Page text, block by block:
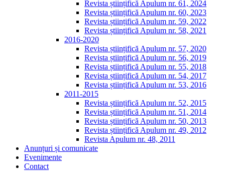
Revista științifică Apulum nr. 61, 2024
Revista științifică Apulum nr. 60, 2023
Revista științifică Apulum nr. 59, 2022
Revista științifică Apulum nr. 58, 2021
2016-2020
Revista științifică Apulum nr. 57, 2020
Revista științifică Apulum nr. 56, 2019
Revista științifică Apulum nr. 55, 2018
Revista științifică Apulum nr. 54, 2017
Revista științifică Apulum nr. 53, 2016
2011-2015
Revista științifică Apulum nr. 52, 2015
Revista științifică Apulum nr. 51, 2014
Revista științifică Apulum nr. 50, 2013
Revista științifică Apulum nr. 49, 2012
Revista Apulum nr. 48, 2011
Anunțuri și comunicate
Evenimente
Contact